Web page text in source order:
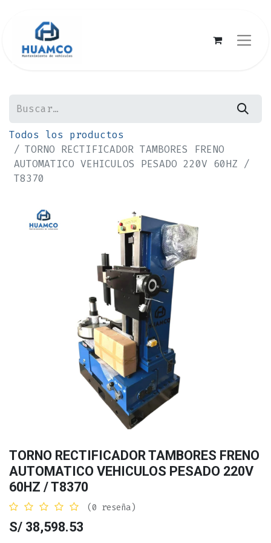
Todos los productos
TORNO RECTIFICADOR TAMBORES FRENO
AUTOMATICO VEHICULOS PESADO 220V 60HZ /
T8370
TORNO RECTIFICADOR TAMBORES FRENO
AUTOMATICO VEHICULOS PESADO 220V
60HZ / T8370
(0 reseña)
S/ 38,598.53